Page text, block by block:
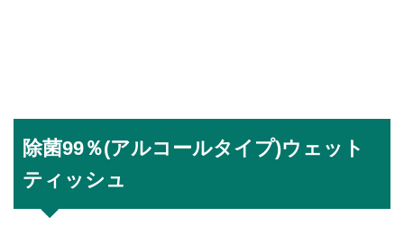
除菌99％(アルコールタイプ)ウェット
ティッシュ